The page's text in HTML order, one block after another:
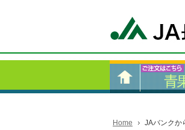
Home JAバンクか